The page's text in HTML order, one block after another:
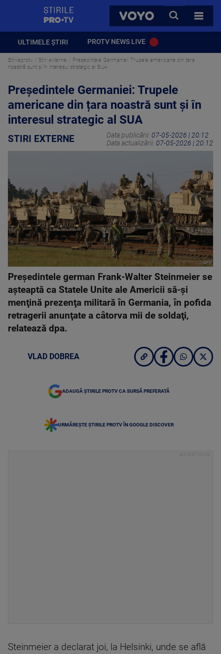
VOYO
CAUTA
TOATE
ULTIMELE ȘTIRI PROTV NEWS LIVE
Stirileprotv Stiri externe
Președintele Germaniei: Trupele americane din țara
noastră sunt și în interesul strategic al SUA
Președintele Germaniei: Trupele
americane din țara noastră sunt și în
interesul strategic al SUA
STIRI EXTERNE Data publicării: 07-05-2026 | 20:12
Data actualizării: 07-05-2026 | 20:12
AFP
Preşedintele german Frank-Walter Steinmeier se
aşteaptă ca Statele Unite ale Americii să-şi
menţină prezenţa militară în Germania, în pofida
retragerii anunţate a câtorva mii de soldaţi,
relatează dpa.
VLAD DOBREA
ADAUGĂ ȘTIRILE PROTV CA SURSĂ PREFERATĂ
URMĂREȘTE ȘTIRILE PROTV ÎN GOOGLE DISCOVER
Steinmeier a declarat joi, la Helsinki, unde se află